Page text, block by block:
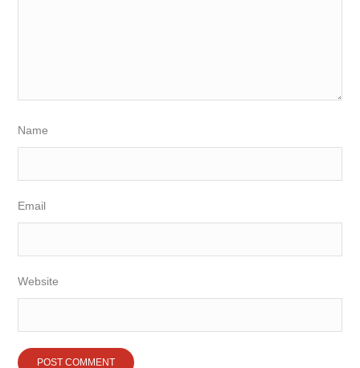
Name
Email
Website